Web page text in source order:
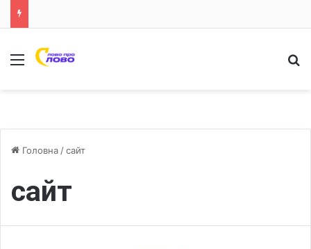
Меню
Головна /сайт
сайт